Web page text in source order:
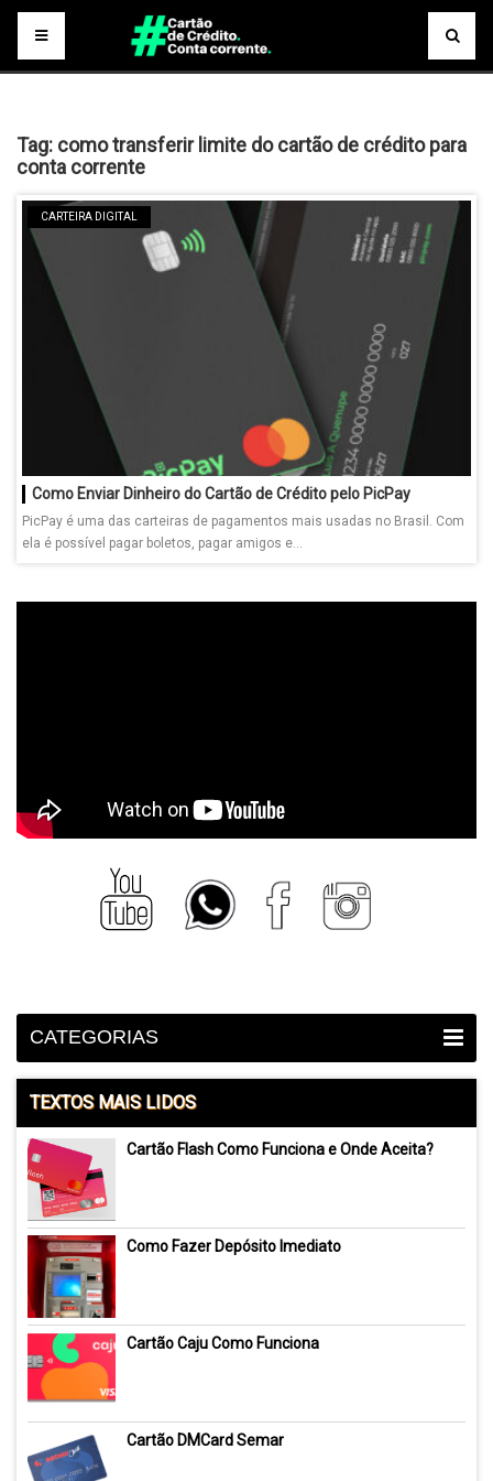
Tag: como transferir limite do cartão de crédito para
conta corrente
CARTEIRA DIGITAL
Como Enviar Dinheiro do Cartão de Crédito pelo PicPay
PicPay é uma das carteiras de pagamentos mais usadas no Brasil. Com
ela é possível pagar boletos, pagar amigos e...
CATEGORIAS
TEXTOS MAIS LIDOS
Cartão Flash Como Funciona e Onde Aceita?
Como Fazer Depósito Imediato
Cartão Caju Como Funciona
Cartão DMCard Semar